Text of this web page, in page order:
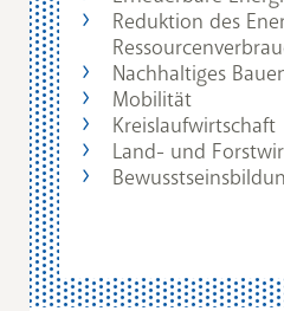
Reduktion des
Nachhaltiges
Mobilität
Kreislaufwirtschaft
Land- und